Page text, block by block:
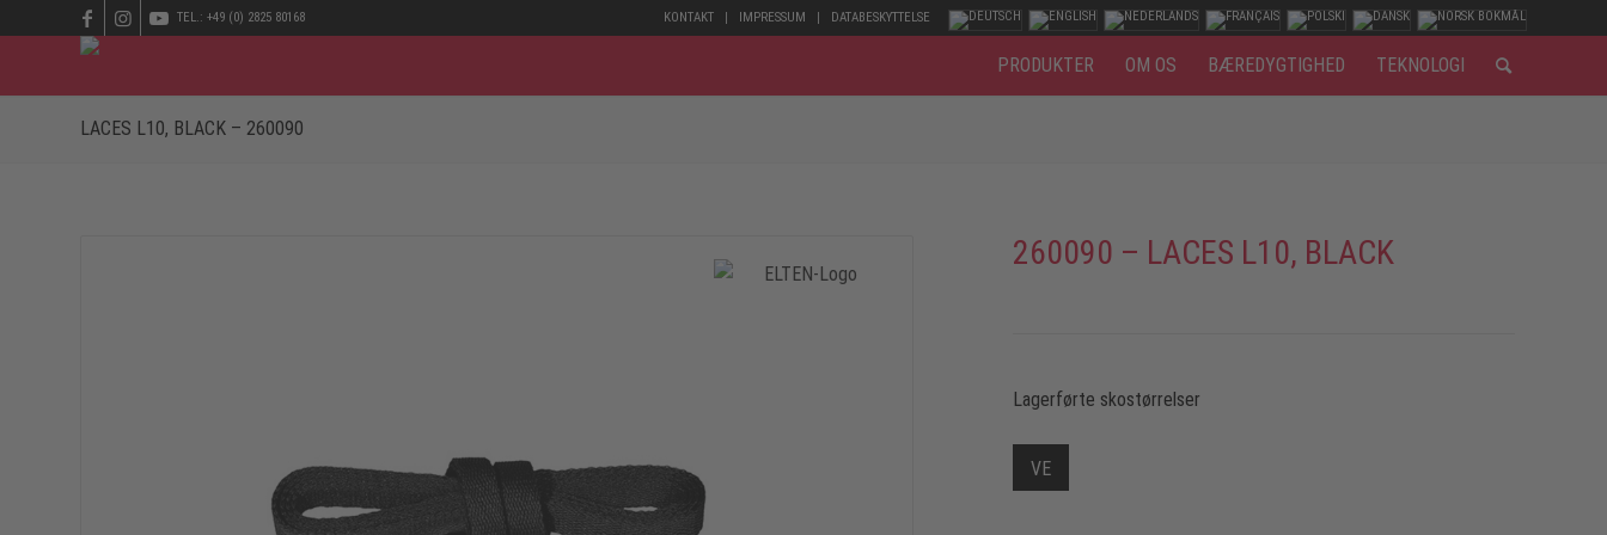
KONTAKT IMPRESSUM DATABESKYTTELSE
TEL.: +49 (0) 2825 80168
PRODUKTER OM OS BÆREDYGTIGHED TEKNOLOGI
LACES L10, BLACK – 260090
260090 – LACES L10, BLACK
Lagerførte skostørrelser
VE